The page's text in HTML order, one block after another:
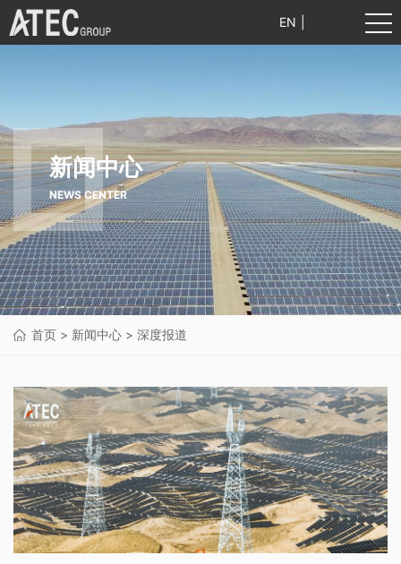
EN
新闻中心
NEWS CENTER
首页 > 新闻中心 > 深度报道